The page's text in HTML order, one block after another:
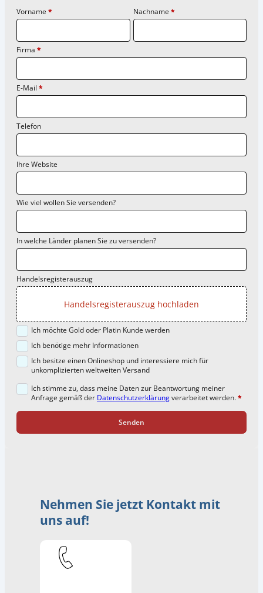
Vorname * Nachname *
Firma *
E-Mail *
Telefon
Ihre Website
Wie viel wollen Sie versenden?
In welche Länder planen Sie zu versenden?
Handelsregisterauszug
Handelsregisterauszug hochladen
Ich möchte Gold oder Platin Kunde werden
Ich benötige mehr Informationen
Ich besitze einen Onlineshop und interessiere mich für
unkomplizierten weltweiten Versand
Ich stimme zu, dass meine Daten zur Beantwortung meiner
Anfrage gemäß der Datenschutzerklärungverarbeitet werden. *
Senden
Nehmen Sie jetzt Kontakt mit
uns auf!